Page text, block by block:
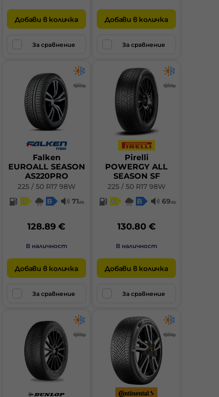
Добави в количка
За сравнение
Добави в количка
За сравнение
Falken
EUROALL SEASON
AS220PRO
225 / 50 R17 98W
C
B 71db
128.89 €
В наличност
Добави в количка
За сравнение
Pirelli
POWERGY ALL
SEASON SF
225 / 50 R17 98W
C
B 69db
130.80 €
В наличност
Добави в количка
За сравнение